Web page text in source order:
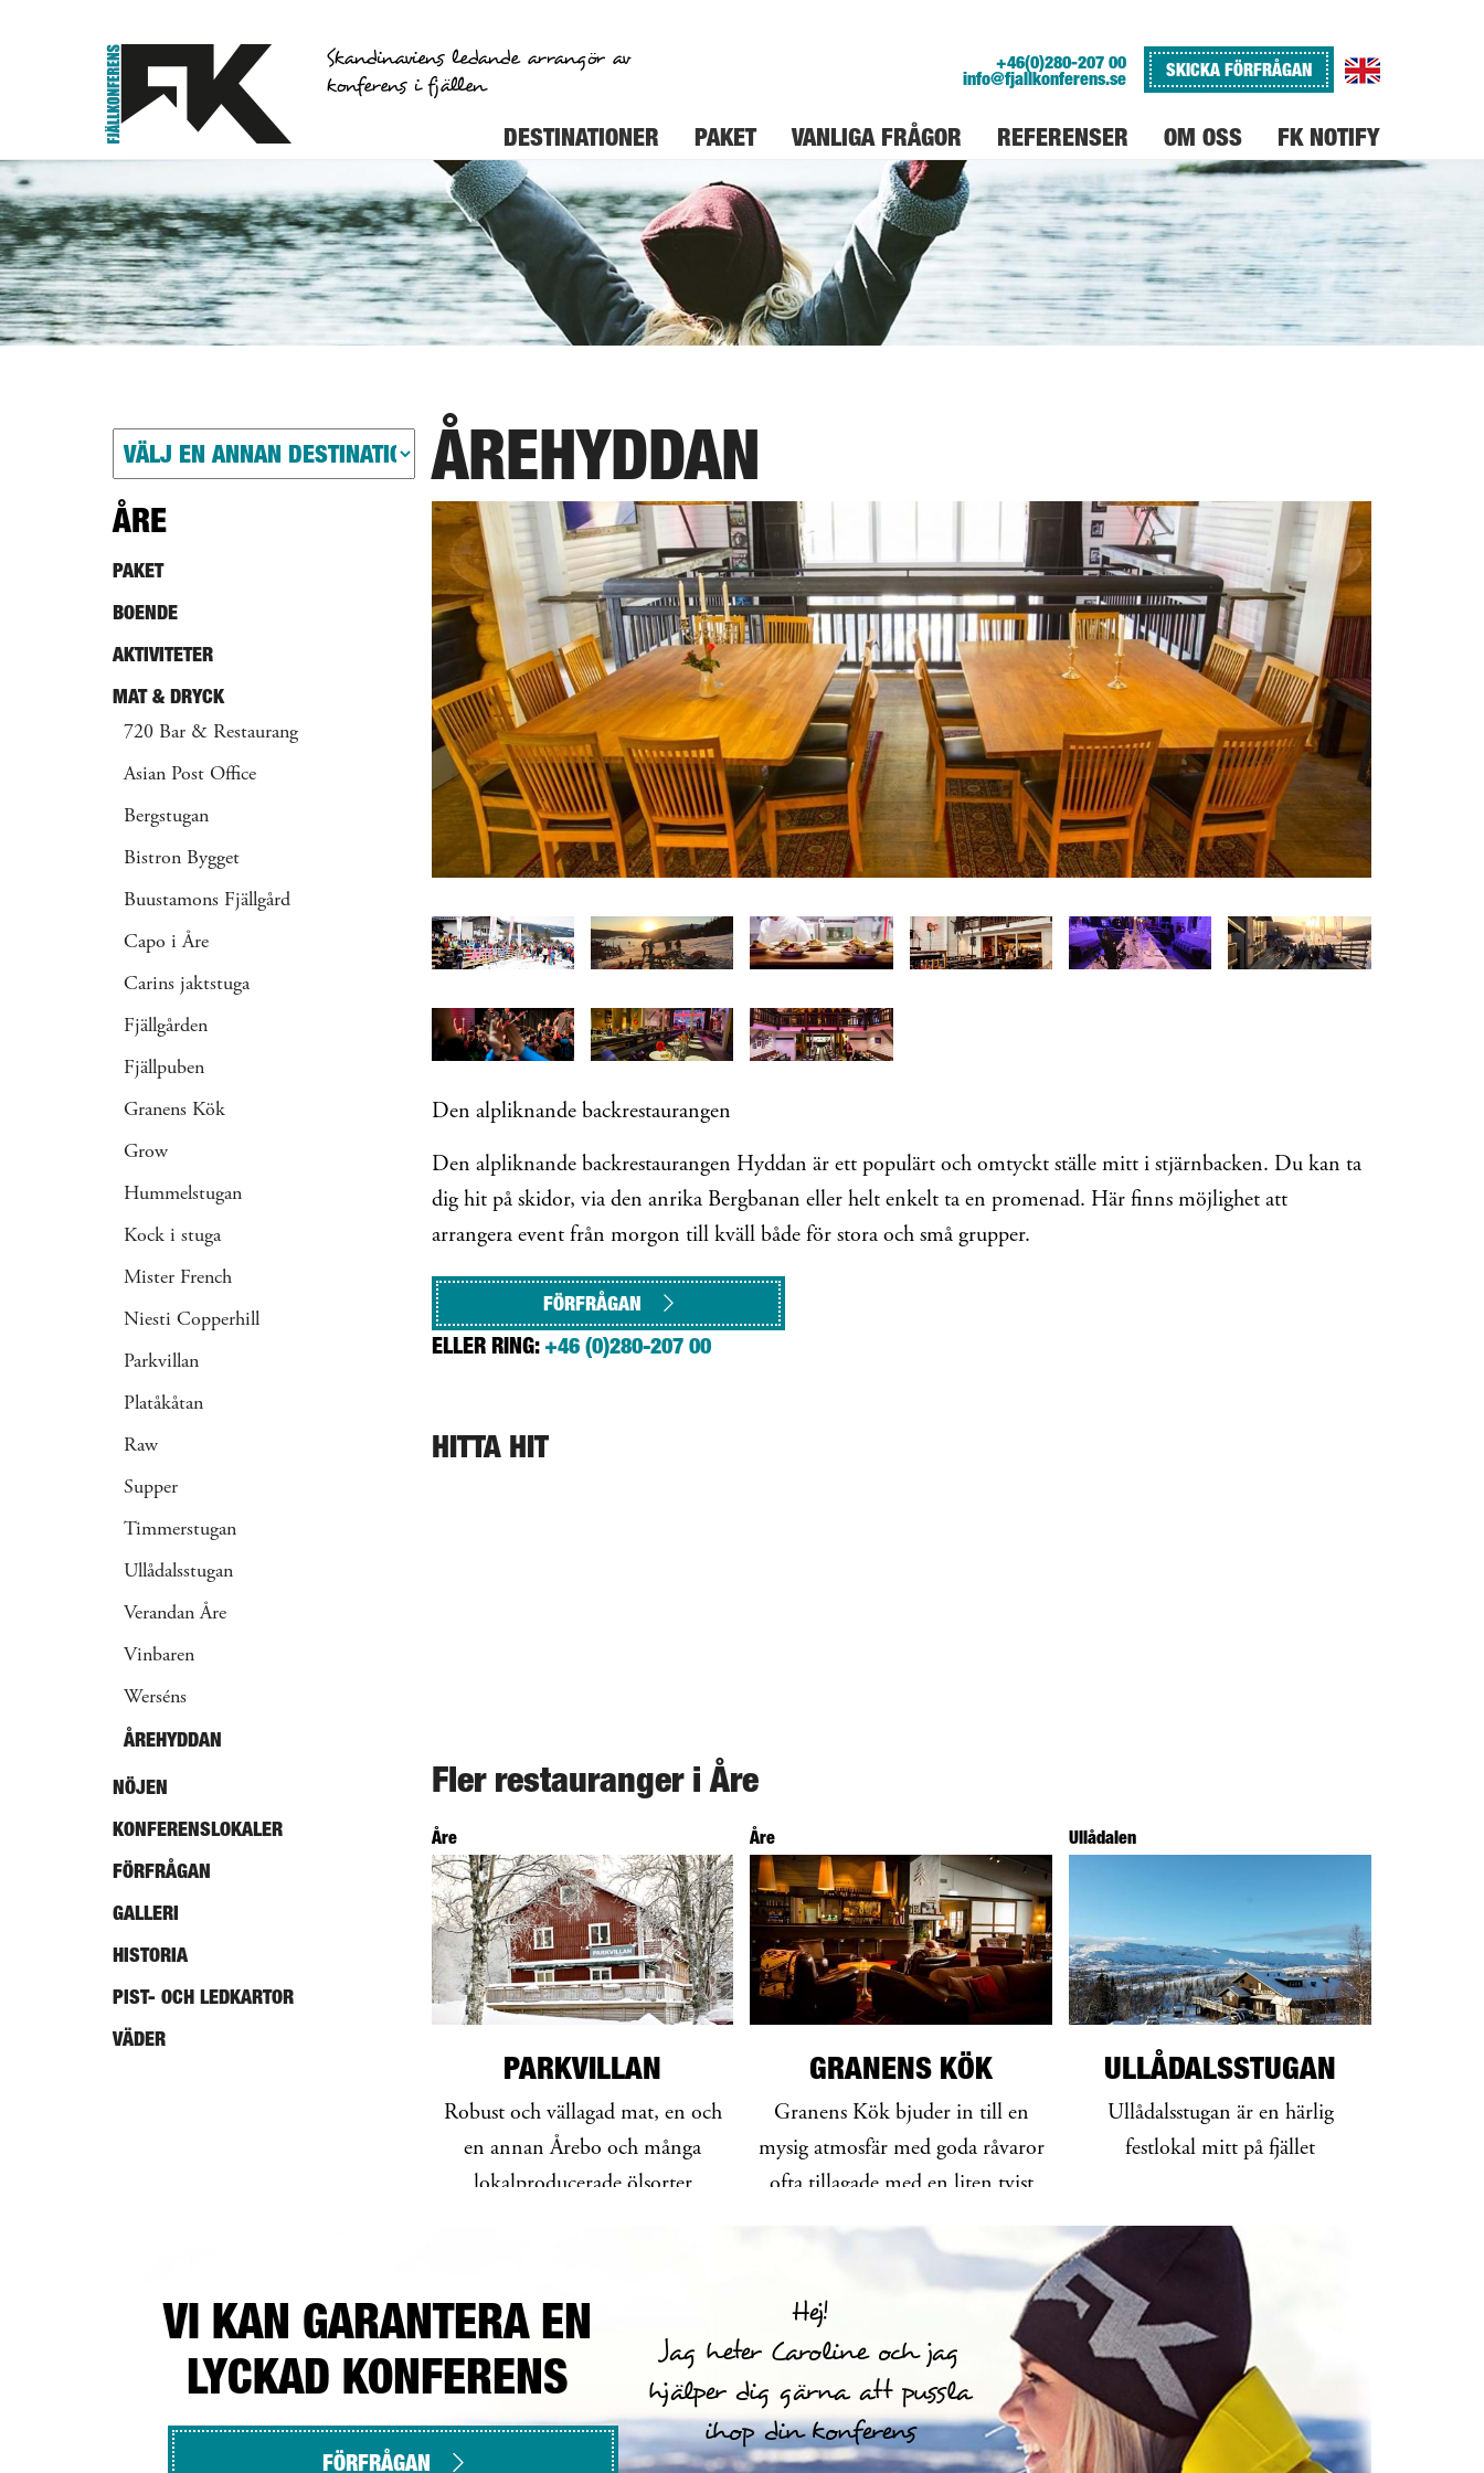
Skandinaviens ledande arrangör av
konferens i fjällen
+46(0)280-207 00
info@fjallkonferens.se SKICKA FÖRFRÅGAN
DESTINATIONER PAKET VANLIGA FRÅGOR REFERENSER OM OSS FK NOTIFY
ÅREHYDDAN
Den alpliknande backrestaurangen
Den alpliknande backrestaurangen Hyddan är ett populärt och omtyckt ställe mitt i stjärnbacken. Du kan ta
dig hit på skidor, via den anrika Bergbanan eller helt enkelt ta en promenad. Här finns möjlighet att
arrangera event från morgon till kväll både för stora och små grupper.
FÖRFRÅGAN
ELLER RING: +46 (0)280-207 00
HITTA HIT
Fler restauranger i Åre
Åre
PARKVILLAN
Robust och vällagad mat, en och
en annan Årebo och många
lokalproducerade ölsorter
Åre
GRANENS KÖK
Granens Kök bjuder in till en
mysig atmosfär med goda råvaror
ofta tillagade med en liten tvist
Ullådalen
ULLÅDALSSTUGAN
Ullådalsstugan är en härlig
festlokal mitt på fjället
ÅRE
PAKET
BOENDE
AKTIVITETER
MAT & DRYCK
720 Bar & Restaurang
Asian Post Office
Bergstugan
Bistron Bygget
Buustamons Fjällgård
Capo i Åre
Carins jaktstuga
Fjällgården
Fjällpuben
Granens Kök
Grow
Hummelstugan
Kock i stuga
Mister French
Niesti Copperhill
Parkvillan
Platåkåtan
Raw
Supper
Timmerstugan
Ullådalsstugan
Verandan Åre
Vinbaren
Werséns
ÅREHYDDAN
NÖJEN
KONFERENSLOKALER
FÖRFRÅGAN
GALLERI
HISTORIA
PIST- OCH LEDKARTOR
VÄDER
VI KAN GARANTERA EN
LYCKAD KONFERENS
Hej!
Jag heter Caroline och jag
hjälper dig gärna att pussla
ihop din konferens
FÖRFRÅGAN